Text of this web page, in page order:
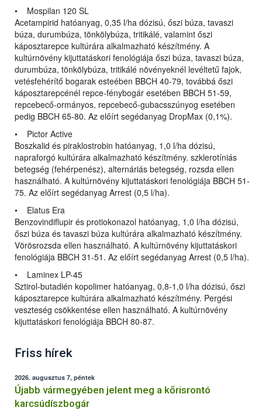
• Mospilan 120 SL
Acetampirid hatóanyag, 0,35 l/ha dózisú, őszi búza, tavaszi
búza, durumbúza, tönkölybúza, tritikálé, valamint őszi
káposztarepce kultúrára alkalmazható készítmény. A
kultúrnövény kijuttatáskori fenológiája őszi búza, tavaszi búza,
durumbúza, tönkölybúza, tritikálé növényeknél levéltetű fajok,
vetésfehérítő bogarak esteében BBCH 40-79, továbbá őszi
káposztarepcénél repce-fénybogár esetében BBCH 51-59,
repcebecő-ormányos, repcebecő-gubacsszúnyog esetében
pedig BBCH 65-80. Az előírt segédanyag DropMax (0,1%).
• Pictor Active
Boszkalid és piraklostrobin hatóanyag, 1,0 l/ha dózisú,
napraforgó kultúrára alkalmazható készítmény. szklerotíniás
betegség (fehérpenész), alternáriás betegség, rozsda ellen
használható. A kultúrnövény kijuttatáskori fenológiája BBCH 51-
75. Az előírt segédanyag Arrest (0,5 l/ha).
• Elatus Era
Benzovindiflupir és protiokonazol hatóanyag, 1,0 l/ha dózisú,
őszi búza és tavaszi búza kultúrára alkalmazható készítmény.
Vörösrozsda ellen használható. A kultúrnövény kijuttatáskori
fenológiája BBCH 31-51. Az előírt segédanyag Arrest (0,5 l/ha).
• Laminex LP-45
Sztirol-butadién kopolimer hatóanyag, 0,8-1,0 l/ha dózisú, őszi
káposztarepce kultúrára alkalmazható készítmény. Pergési
veszteség csökkentése ellen használható. A kultúrnövény
kijuttatáskori fenológiája BBCH 80-87.
Friss hírek
2026. augusztus 7, péntek
Újabb vármegyében jelent meg a kőrisrontó
karcsúdíszbogár